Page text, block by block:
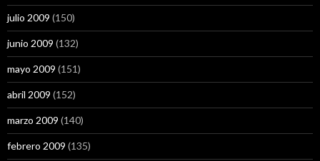
julio 2009 (150)
junio 2009 (132)
mayo 2009 (151)
abril 2009 (152)
marzo 2009 (140)
febrero 2009 (135)